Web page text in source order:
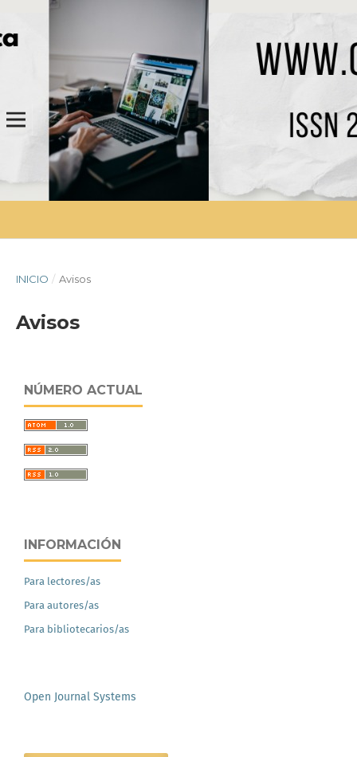
INICIO / Avisos
Avisos
NÚMERO ACTUAL
INFORMACIÓN
Para lectores/as
Para autores/as
Para bibliotecarios/as
Open Journal Systems